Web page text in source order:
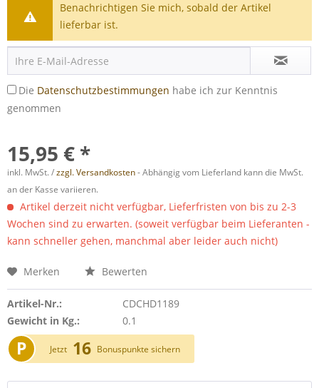
Benachrichtigen Sie mich, sobald der Artikel
lieferbar ist.
Die Datenschutzbestimmungen habe ich zur Kenntnis
genommen
15,95 € *
inkl. MwSt. /zzgl. Versandkosten- Abhängig vom Lieferland kann die MwSt.
an der Kasse variieren.
Artikel derzeit nicht verfügbar, Lieferfristen von bis zu 2-3
Wochen sind zu erwarten. (soweit verfügbar beim Lieferanten -
kann schneller gehen, manchmal aber leider auch nicht)
Merken Bewerten
Artikel-Nr.:
CDCHD1189
Gewicht in Kg.:
0.1
P Jetzt 16 Bonuspunkte sichern